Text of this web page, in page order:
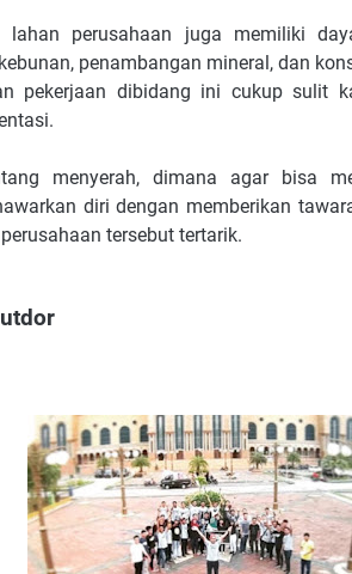
perusahaan juga memiliki
penambangan mineral, dan
pekerjaan dibidang ini cukup sulit
menyerah, dimana agar bisa
diri dengan memberikan
tersebut tertarik.